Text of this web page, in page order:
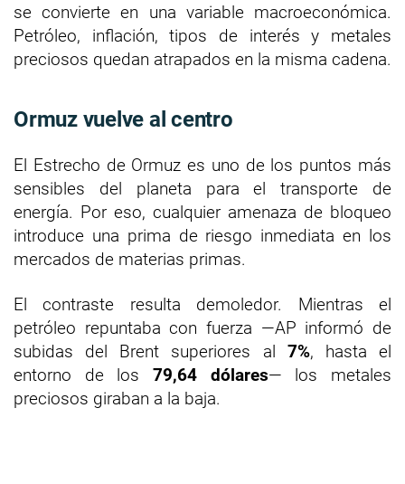
se convierte en una variable macroeconómica.
Petróleo, inflación, tipos de interés y metales
preciosos quedan atrapados en la misma cadena.
Ormuz vuelve al centro
El Estrecho de Ormuz es uno de los puntos más
sensibles del planeta para el transporte de
energía. Por eso, cualquier amenaza de bloqueo
introduce una prima de riesgo inmediata en los
mercados de materias primas.
El contraste resulta demoledor. Mientras el
petróleo repuntaba con fuerza —AP informó de
subidas del Brent superiores al 7%, hasta el
entorno de los 79,64 dólares— los metales
preciosos giraban a la baja.